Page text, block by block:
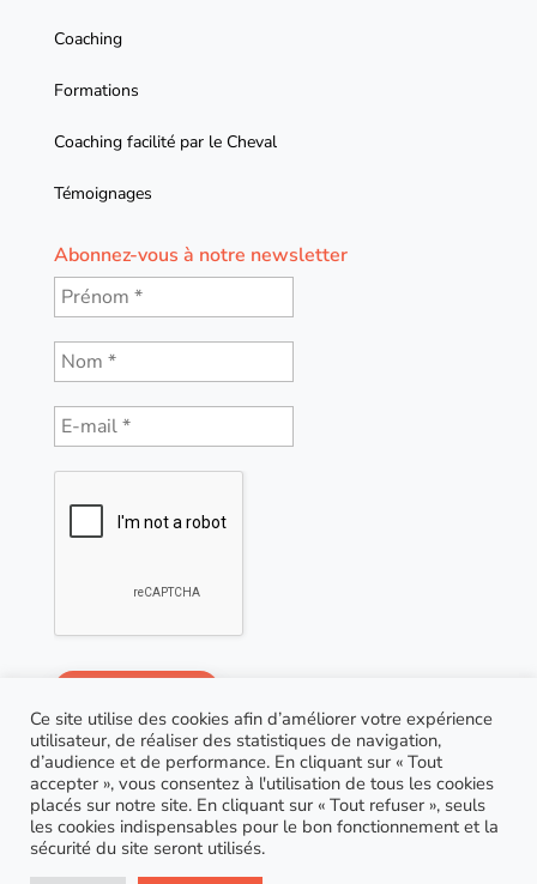
Coaching
Formations
Coaching facilité par le Cheval
Témoignages
Abonnez-vous à notre newsletter
Ce site utilise des cookies afin d’améliorer votre expérience
utilisateur, de réaliser des statistiques de navigation,
d’audience et de performance. En cliquant sur « Tout
accepter », vous consentez à l'utilisation de tous les cookies
placés sur notre site. En cliquant sur « Tout refuser », seuls
les cookies indispensables pour le bon fonctionnement et la
sécurité du site seront utilisés.